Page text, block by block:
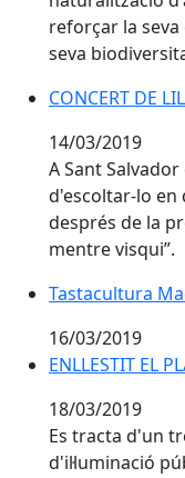
reforçar la
seva
CONCERT DE
CONCERT DE
14/03/2019
A Sant
d'escoltar-lo en
després de la
mentre visqui”.
Tastacultura
Tastacultura
16/03/2019
ENLLESTIT EL
ENLLESTIT EL
18/03/2019
Es tracta d'un
d'il·luminació